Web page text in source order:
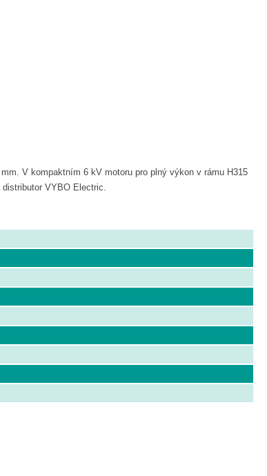
V kompaktním 6 kV motoru pro plný výkon v rámu H315
VYBO Electric.